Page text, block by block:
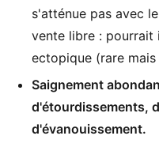
s'atténue pas avec
vente libre : pourrait
ectopique (rare
Saignement
d'étourdissements,
d'évanouissement.